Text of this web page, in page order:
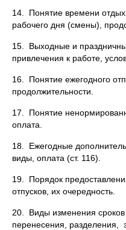
14. Понятие времени
рабочего дня (смены),
15. Выходные и
привлечения к работе,
16. Понятие ежегодного
продолжительности.
17. Понятие
оплата.
18. Ежегодные
виды, оплата (ст. 116).
19. Порядок
отпусков, их очередность.
20. Виды изменения сроков
перенесения, разделения,